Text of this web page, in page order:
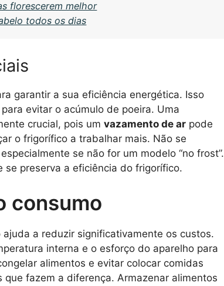
florescerem melhor
todos os dias
garantir a sua eficiência energética. Isso
evitar o acúmulo de poeira. Uma
crucial, pois um vazamento de ar pode
o frigorífico a trabalhar mais. Não se
se não for um modelo “no frost”.
preserva a eficiência do frigorífico.
consumo
a reduzir significativamente os custos.
interna e o esforço do aparelho para
alimentos e evitar colocar comidas
fazem a diferença. Armazenar alimentos